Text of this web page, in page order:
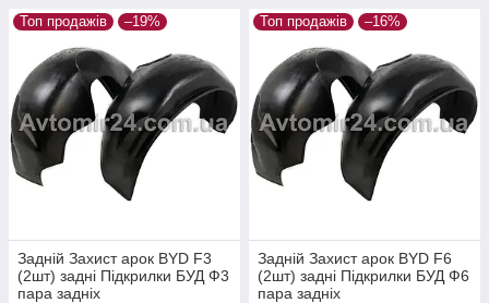
Топ продажів –19%
Задній Захист арок BYD F3
(2шт) задні Підкрилки БУД Ф3
пара задніх
Топ продажів –16%
Задній Захист арок BYD F6
(2шт) задні Підкрилки БУД Ф6
пара задніх